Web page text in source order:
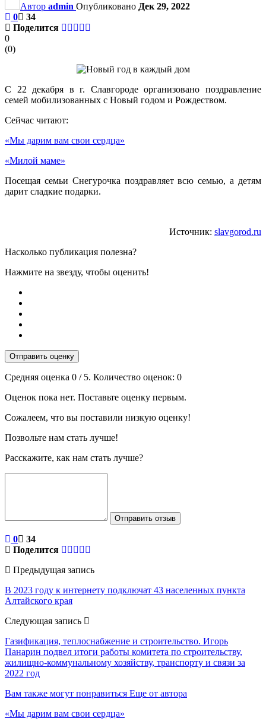
Автор admin Опубликовано Дек 29, 2022
0
34
Поделится
0
(0)
С 22 декабря в г. Славгороде организовано поздравление
семей мобилизованных с Новый годом и Рождеством.
Сейчас читают:
«Мы дарим вам свои сердца»
«Милой маме»
Посещая семьи Снегурочка поздравляет всю семью, а детям
дарит сладкие подарки.
Источник: slavgorod.ru
Насколько публикация полезна?
Нажмите на звезду, чтобы оценить!
Отправить оценку
Средняя оценка 0 / 5. Количество оценок: 0
Оценок пока нет. Поставьте оценку первым.
Сожалеем, что вы поставили низкую оценку!
Позвольте нам стать лучше!
Расскажите, как нам стать лучше?
Отправить отзыв
0
34
Поделится
Предыдущая запись
В 2023 году к интернету подключат 43 населенных пункта
Алтайского края
Следующая запись
Газификация, теплоснабжение и строительство. Игорь
Панарин подвел итоги работы комитета по строительству,
жилищно-коммунальному хозяйству, транспорту и связи за
2022 год
Вам также могут понравиться Еще от автора
«Мы дарим вам свои сердца»